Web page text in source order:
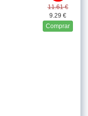
11.61 €
9.29 €
Comprar